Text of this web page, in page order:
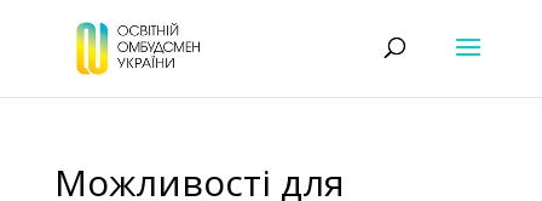
Можливості для